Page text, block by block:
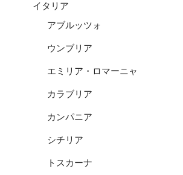
イタリア
アブルッツォ
ウンブリア
エミリア・ロマーニャ
カラブリア
カンパニア
シチリア
トスカーナ